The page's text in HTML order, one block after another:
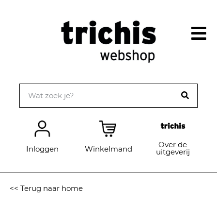
Inloggen Winkelmand Over de
uitgeverij
<< Terug naar home